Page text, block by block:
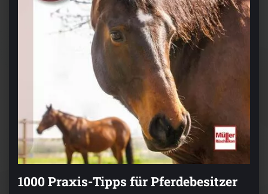
1000 Praxis-Tipps für Pferdebesitzer